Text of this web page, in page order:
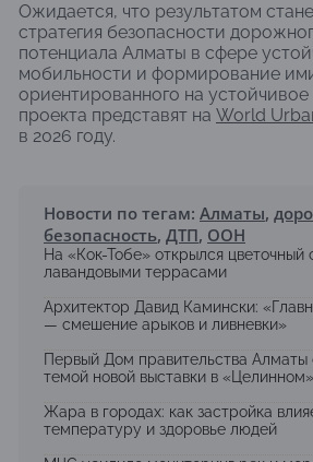
Ожидается, что результатом
стратегия безопасности
потенциала Алматы в сфере
мобильности и формирование
ориентированного на устойчивое
проекта представят на World
в 2026 году.
Новости по тегам: Алматы,
безопасность, ДТП, ООН
На «Кок-Тобе» открылся цветочный
лавандовыми террасами
Архитектор Давид Камински:
— смешение арыков и ливневки»
Первый Дом правительства Алматы
темой новой выставки в «Целинном»
Жара в городах: как застройка
температуру и здоровье людей